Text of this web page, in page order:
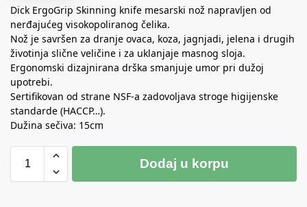
Dick ErgoGrip Skinning knife mesarski nož napravljen od
nerđajućeg visokopoliranog čelika.
Nož je savršen za dranje ovaca, koza, jagnjadi, jelena i drugih
životinja slične veličine i za uklanjaje masnog sloja.
Ergonomski dizajnirana drška smanjuje umor pri dužoj
upotrebi.
Sertifikovan od strane NSF-a zadovoljava stroge higijenske
standarde (HACCP…).
Dužina sečiva: 15cm
Dodaj u korpu